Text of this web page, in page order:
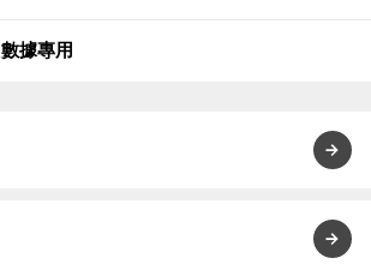
數據專用